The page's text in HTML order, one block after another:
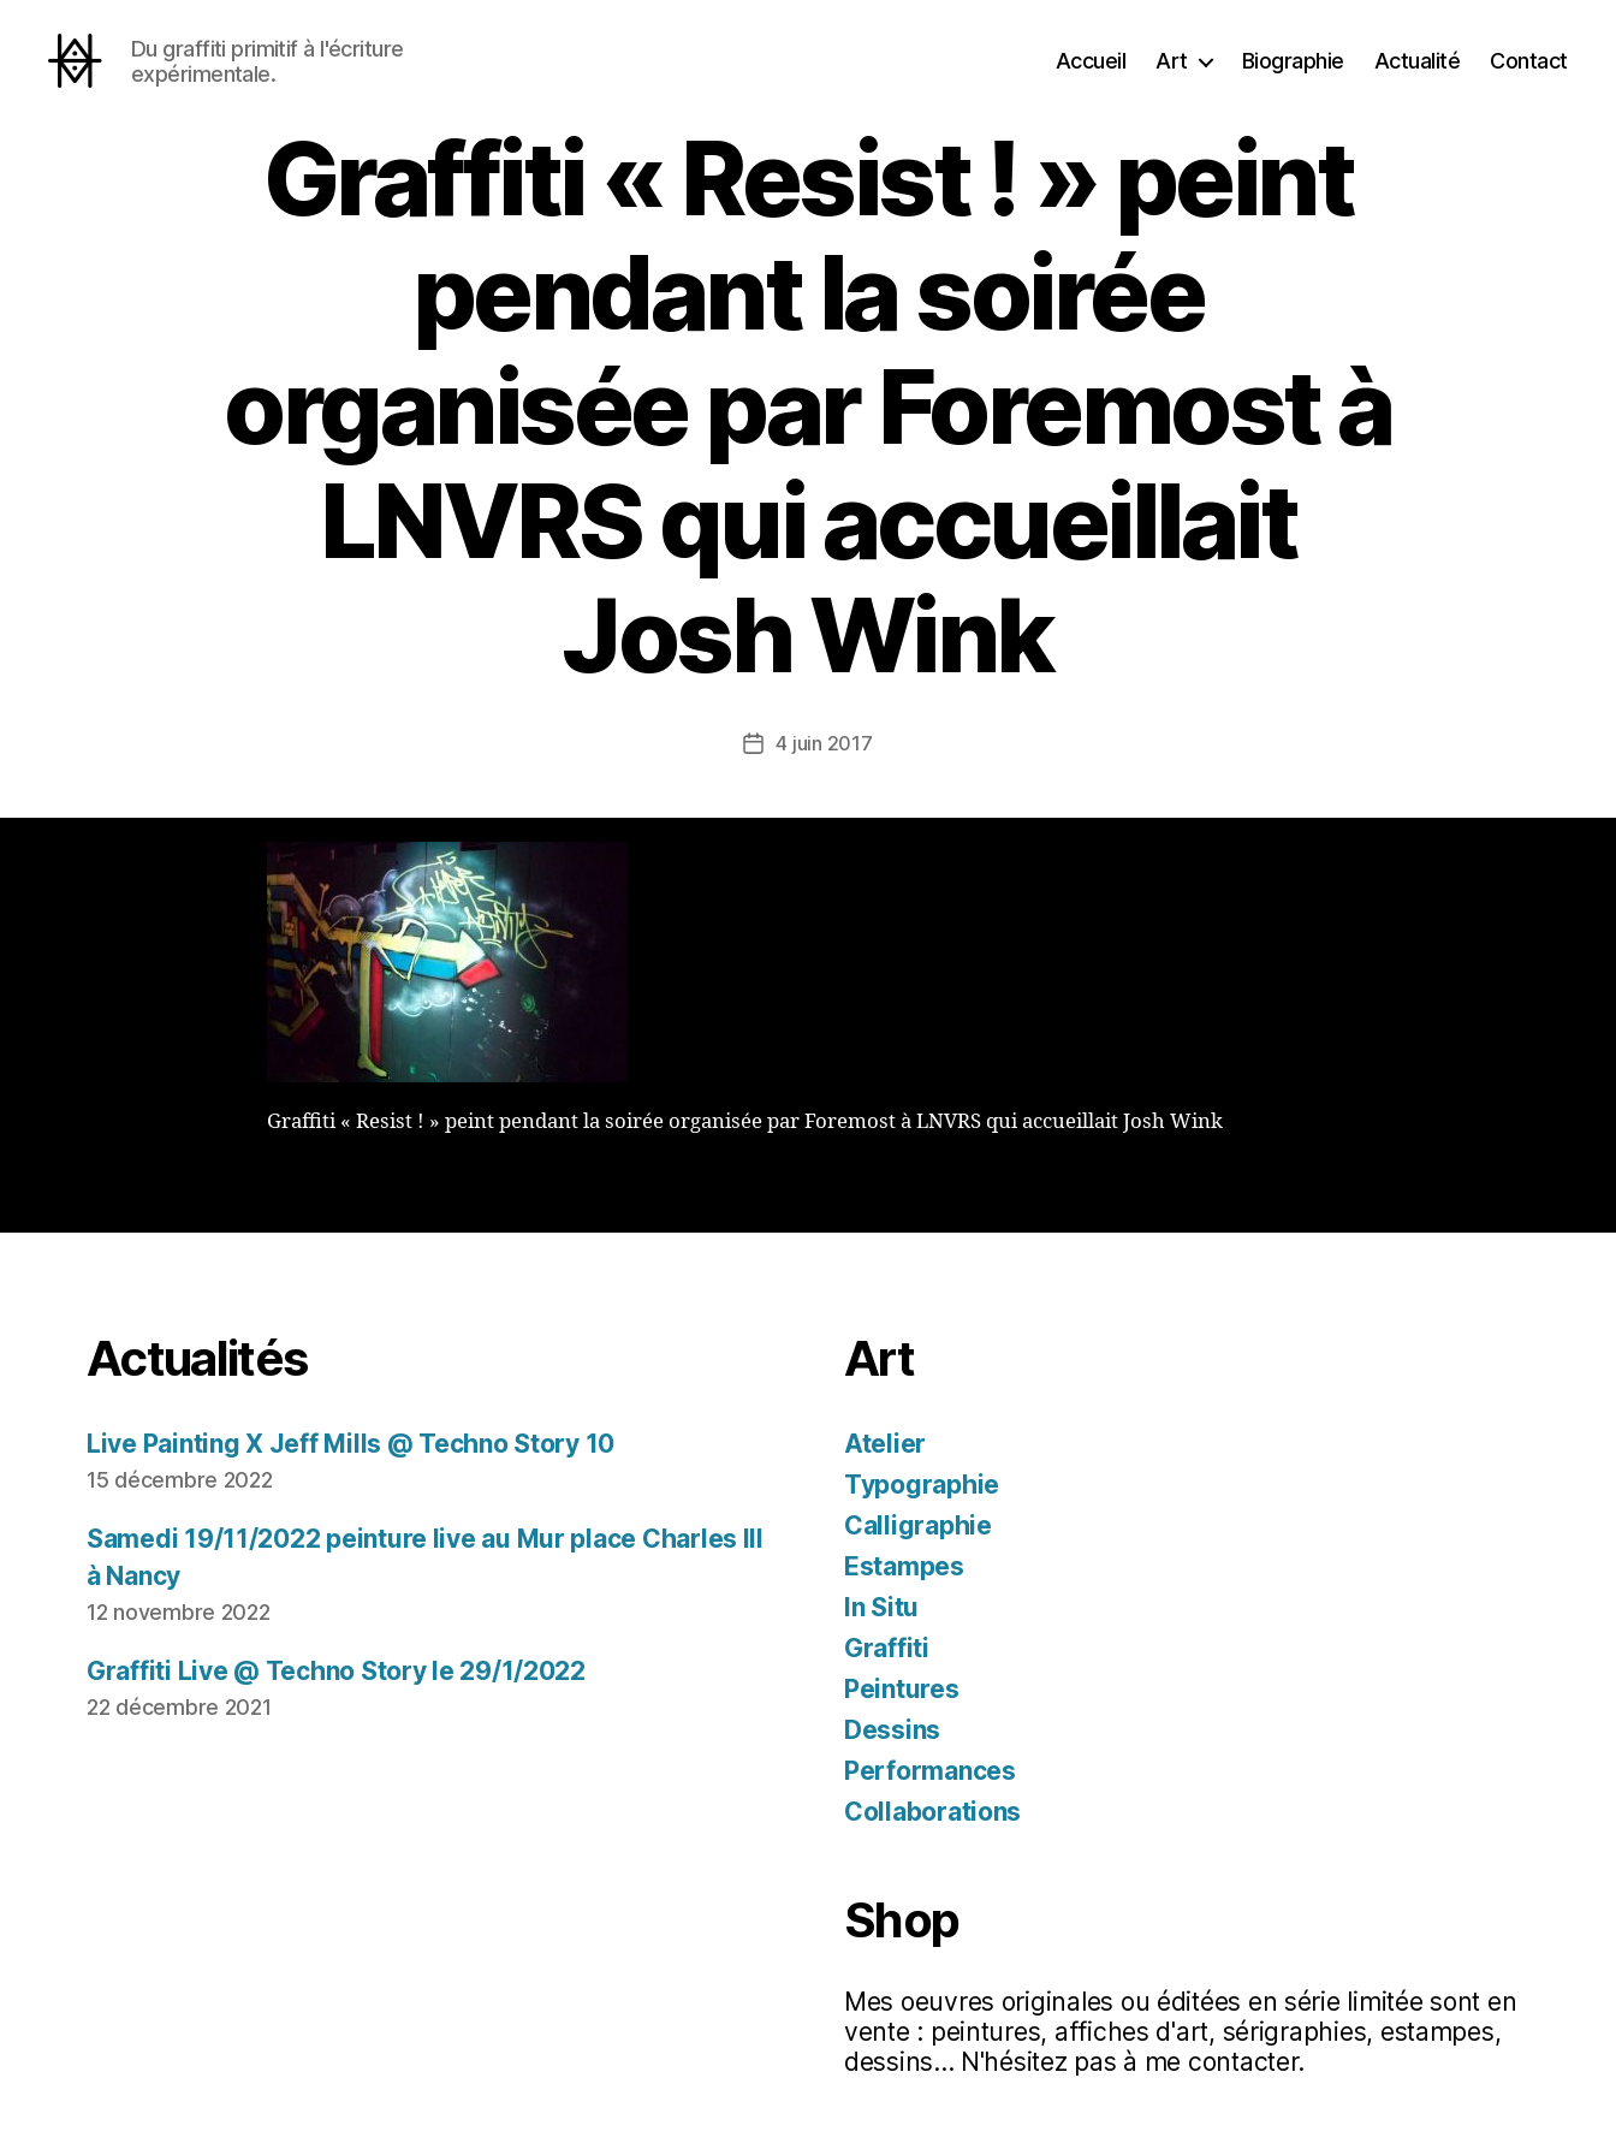
Du graffiti primitif à l'écriture
expérimentale.
Accueil Art Biographie Actualité Contact
Graffiti « Resist ! » peint
pendant la soirée
organisée par Foremost à
LNVRS qui accueillait
Josh Wink
Date4 juin 2017
Graffiti « Resist ! » peint pendant la soirée organisée par Foremost à LNVRS qui accueillait Josh Wink
Actualités
Live Painting X Jeff Mills @ Techno Story 10
15 décembre 2022
Samedi 19/11/2022 peinture live au Mur place Charles III
à Nancy
12 novembre 2022
Graffiti Live @ Techno Story le 29/1/2022
22 décembre 2021
Art
Atelier
Typographie
Calligraphie
Estampes
In Situ
Graffiti
Peintures
Dessins
Performances
Collaborations
Shop
Mes oeuvres originales ou éditées en série limitée sont en
vente : peintures, affiches d'art, sérigraphies, estampes,
dessins... N'hésitez pas à me contacter.